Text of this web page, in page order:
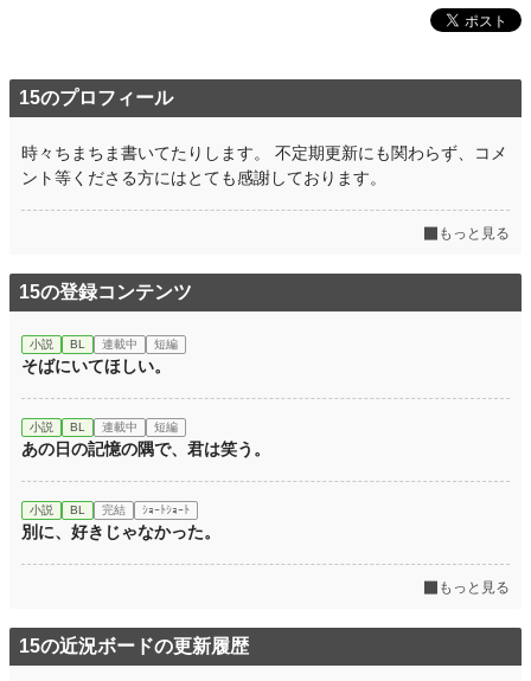
15のプロフィール
時々ちまちま書いてたりします。 不定期更新にも関わらず、コメ
ント等くださる方にはとても感謝しております。
もっと見る
15の登録コンテンツ
小説 BL 連載中 短編
そばにいてほしい。
小説 BL 連載中 短編
あの日の記憶の隅で、君は笑う。
小説 BL 完結 ｼｮｰﾄｼｮｰﾄ
別に、好きじゃなかった。
もっと見る
15の近況ボードの更新履歴